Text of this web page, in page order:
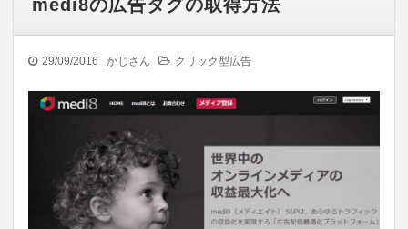
medi8の広告タグの取得方法
29/09/2016 かじさん クリック型広告